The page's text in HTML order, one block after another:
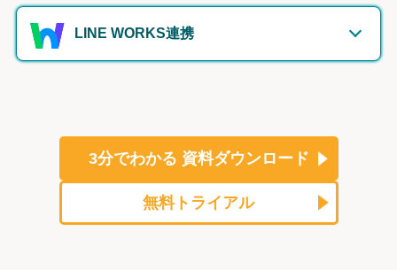
LINE WORKS連携
3分でわかる 資料ダウンロード
無料トライアル